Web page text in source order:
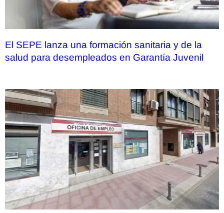
El SEPE lanza una formación sanitaria y de la
salud para desempleados en Garantía Juvenil